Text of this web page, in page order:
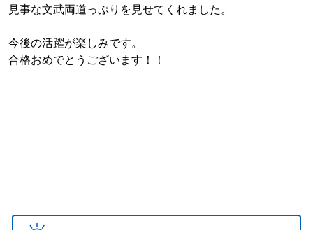
見事な文武両道っぷりを見せてくれました。
今後の活躍が楽しみです。
合格おめでとうございます！！